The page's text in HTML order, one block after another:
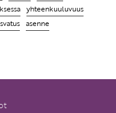
yhteenkuuluvuus
asenne